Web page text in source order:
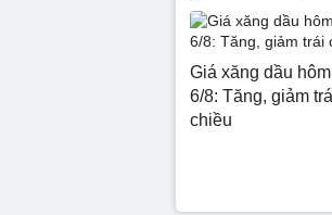
Giá xăng dầu
6/8: Tăng, giảm
chiều